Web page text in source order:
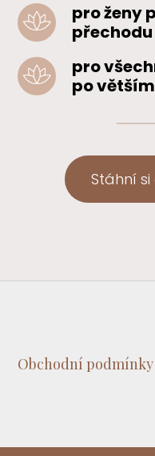
pro ženy
pro
po
Stáhní
Obchodní